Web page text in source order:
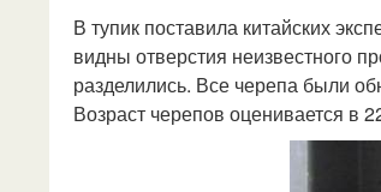
В тупик поставила китайских
видны отверстия неизвестного
разделились. Все черепа были
Возраст черепов оценивается в